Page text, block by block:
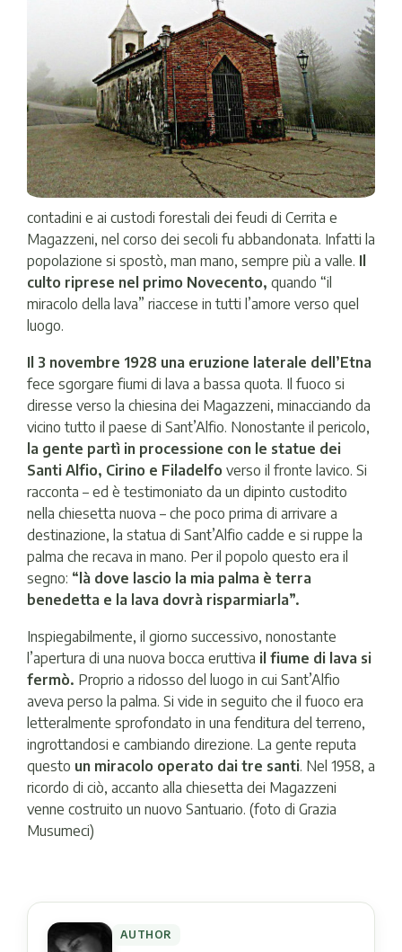
contadini e ai custodi forestali dei feudi di Cerrita e
Magazzeni, nel corso dei secoli fu abbandonata. Infatti la
popolazione si spostò, man mano, sempre più a valle. Il
culto riprese nel primo Novecento, quando “il
miracolo della lava” riaccese in tutti l’amore verso quel
luogo.
Il 3 novembre 1928 una eruzione laterale dell’Etna
fece sgorgare fiumi di lava a bassa quota. Il fuoco si
diresse verso la chiesina dei Magazzeni, minacciando da
vicino tutto il paese di Sant’Alfio. Nonostante il pericolo,
la gente partì in processione con le statue dei
Santi Alfio, Cirino e Filadelfo verso il fronte lavico. Si
racconta – ed è testimoniato da un dipinto custodito
nella chiesetta nuova – che poco prima di arrivare a
destinazione, la statua di Sant’Alfio cadde e si ruppe la
palma che recava in mano. Per il popolo questo era il
segno: “là dove lascio la mia palma è terra
benedetta e la lava dovrà risparmiarla”.
Inspiegabilmente, il giorno successivo, nonostante
l’apertura di una nuova bocca eruttiva il fiume di lava si
fermò. Proprio a ridosso del luogo in cui Sant’Alfio
aveva perso la palma. Si vide in seguito che il fuoco era
letteralmente sprofondato in una fenditura del terreno,
ingrottandosi e cambiando direzione. La gente reputa
questo un miracolo operato dai tre santi. Nel 1958, a
ricordo di ciò, accanto alla chiesetta dei Magazzeni
venne costruito un nuovo Santuario. (foto di Grazia
Musumeci)
AUTHOR